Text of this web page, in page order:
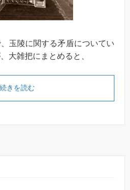
、玉陵に関する矛盾についてい
大雑把にまとめると、
続きを読む